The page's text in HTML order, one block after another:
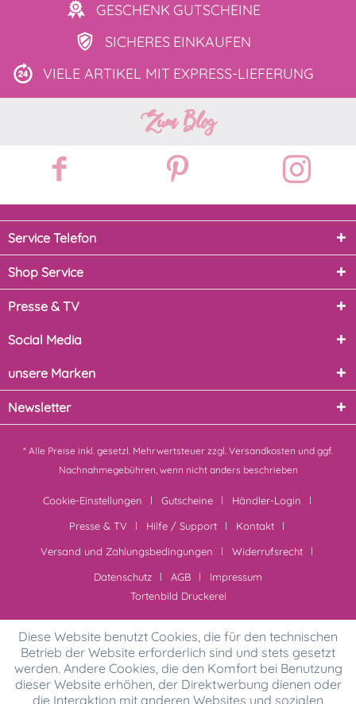
GESCHENK GUTSCHEINE
SICHERES EINKAUFEN
VIELE ARTIKEL MIT EXPRESS-LIEFERUNG
Zum Blog
Service Telefon
Shop Service
Presse & TV
Social Media
unsere Marken
Newsletter
* Alle Preise inkl. gesetzl. Mehrwertsteuer zzgl. Versandkosten und ggf.
Nachnahmegebühren, wenn nicht anders beschrieben
Cookie-Einstellungen Gutscheine
Händler-Login
Presse & TV
Hilfe / Support
Kontakt
Versand und Zahlungsbedingungen
Widerrufsrecht
Datenschutz
AGB
Impressum
Tortenbild Druckerei
Diese Website benutzt Cookies, die für den technischen
Betrieb der Website erforderlich sind und stets gesetzt
werden. Andere Cookies, die den Komfort bei Benutzung
dieser Website erhöhen, der Direktwerbung dienen oder
die Interaktion mit anderen Websites und sozialen